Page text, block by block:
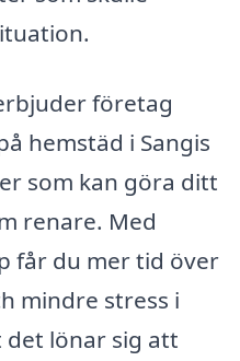
företag
hemstäd i Sangis
som kan göra ditt
renare. Med
får du mer tid över
mindre stress i
det lönar sig att